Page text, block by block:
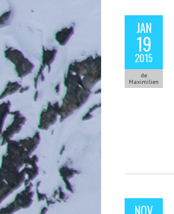
JAN
19
2015
de
Maximilien